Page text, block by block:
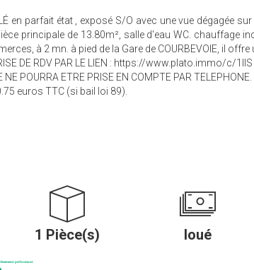
en parfait état , exposé S/O avec une vue dégagée
principale de 13.80m², salle d'eau WC. chauffage
à 2 mn. à pied de la Gare de COURBEVOIE, il
DE RDV PAR LE LIEN : https://www.plato.immo/c/1IIS
NE POURRA ETRE PRISE EN COMPTE PAR TELEPHONE.
euros TTC (si bail loi 89).
1 Pièce(s) loué